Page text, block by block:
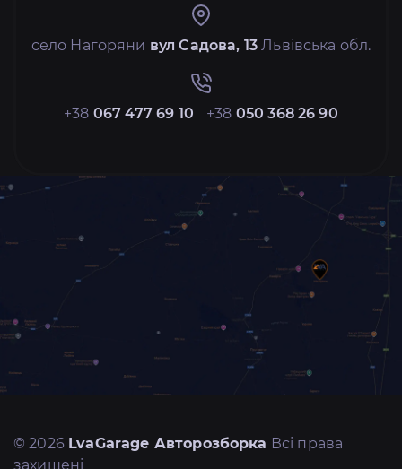
село Нагоряни вул Садова, 13 Львівська обл.
+38 067 477 69 10 +38 050 368 26 90
© 2026 LvaGarage Авторозборка Всі права
захищені